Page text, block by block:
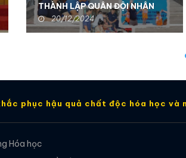
THÀNH LẬP QUÂN ĐỘI NHÂN
DÂN VIỆT NAM
20/12/2024
phục hậu quả chất độc hóa học và
Hóa học